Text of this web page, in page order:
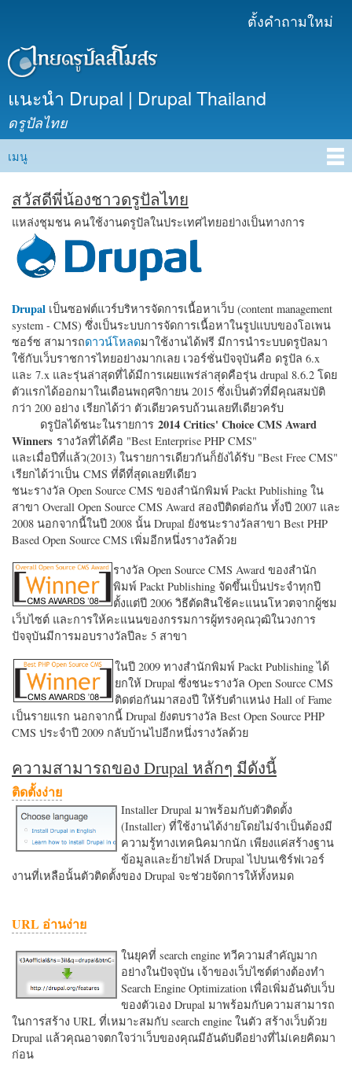
เนื้อหา
ตั้งคำถามใหม่
แนะนำ Drupal | Drupal Thailand
ดรูปัลไทย
Main menu
เมนู
สวัสดีพี่น้องชาวดรูปัลไทย
แหล่งชุมชน คนใช้งานดรูปัลในประเทศไทยอย่างเป็นทางการ
Drupal เป็นซอฟต์แวร์บริหารจัดการเนื้อหาเว็บ (content management
system - CMS) ซึ่งเป็นระบบการจัดการเนื้อหาในรูปแบบของโอเพน
ซอร์ซ สามารถดาวน์โหลดมาใช้งานได้ฟรี มีการนำระบบดรูปัลมา
ใช้กับเว็บราชการไทยอย่างมากเลย เวอร์ชั่นปัจจุบันคือ ดรูปัล 6.x
และ 7.x และรุ่นล่าสุดที่ได้มีการเผยแพร่ล่าสุดคือรุ่น drupal 8.6.2 โดย
ตัวแรกได้ออกมาในเดือนพฤศจิกายน 2015 ซึ่งเป็นตัวที่มีคุณสมบัติ
กว่า 200 อย่าง เรียกได้ว่า ตัวเดียวครบถ้วนเลยทีเดียวครับ
ดรูปัลได้ชนะในรายการ 2014 Critics' Choice CMS Award
Winners รางวัลที่ได้คือ "Best Enterprise PHP CMS"
และเมื่อปีที่แล้ว(2013) ในรายการเดียวกันก็ยังได้รับ "Best Free CMS"
เรียกได้ว่าเป็น CMS ที่ดีที่สุดเลยทีเดียว
ชนะรางวัล Open Source CMS ของสำนักพิมพ์ Packt Publishing ใน
สาขา Overall Open Source CMS Award สองปีติดต่อกัน ทั้งปี 2007 และ
2008 นอกจากนี้ในปี 2008 นั้น Drupal ยังชนะรางวัลสาขา Best PHP
Based Open Source CMS เพิ่มอีกหนึ่งรางวัลด้วย
รางวัล Open Source CMS Award ของสำนัก
พิมพ์ Packt Publishing จัดขึ้นเป็นประจำทุกปี
ตั้งแต่ปี 2006 วิธีตัดสินใช้คะแนนโหวตจากผู้ชม
เว็บไซต์ และการให้คะแนนของกรรมการผู้ทรงคุณวุฒิในวงการ
ปัจจุบันมีการมอบรางวัลปีละ 5 สาขา
ในปี 2009 ทางสำนักพิมพ์ Packt Publishing ได้
ยกให้ Drupal ซึ่งชนะรางวัล Open Source CMS
ติดต่อกันมาสองปี ให้รับตำแหน่ง Hall of Fame
เป็นรายแรก นอกจากนี้ Drupal ยังตบรางวัล Best Open Source PHP
CMS ประจำปี 2009 กลับบ้านไปอีกหนึ่งรางวัลด้วย
ความสามารถของ Drupal หลักๆ มีดังนี้
ติดตั้งง่าย
Installer Drupal มาพร้อมกับตัวติดตั้ง
(Installer) ที่ใช้งานได้ง่ายโดยไม่จำเป็นต้องมี
ความรู้ทางเทคนิคมากนัก เพียงแค่สร้างฐาน
ข้อมูลและย้ายไฟล์ Drupal ไปบนเซิร์ฟเวอร์
งานที่เหลือนั้นตัวติดตั้งของ Drupal จะช่วยจัดการให้ทั้งหมด
URL อ่านง่าย
ในยุคที่ search engine ทวีความสำคัญมาก
อย่างในปัจจุบัน เจ้าของเว็บไซต์ต่างต้องทำ
Search Engine Optimization เพื่อเพิ่มอันดับเว็บ
ของตัวเอง Drupal มาพร้อมกับความสามารถ
ในการสร้าง URL ที่เหมาะสมกับ search engine ในตัว สร้างเว็บด้วย
Drupal แล้วคุณอาจตกใจว่าเว็บของคุณมีอันดับดีอย่างที่ไม่เคยคิดมา
ก่อน